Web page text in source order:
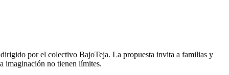
por el colectivo BajoTeja. La propuesta invita a familias y
imaginación no tienen límites.